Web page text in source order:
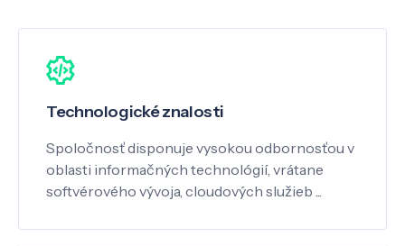
Technologické znalosti
Spoločnosť disponuje vysokou odbornosťou v
oblasti informačných technológií, vrátane
softvérového vývoja, cloudových služieb ...